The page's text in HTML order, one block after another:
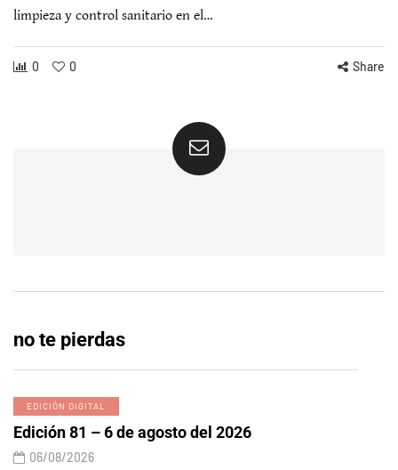
limpieza y control sanitario en el…
0 0 Share
no te pierdas
EDICIÓN DIGITAL
Edición 81 – 6 de agosto del 2026
06/08/2026